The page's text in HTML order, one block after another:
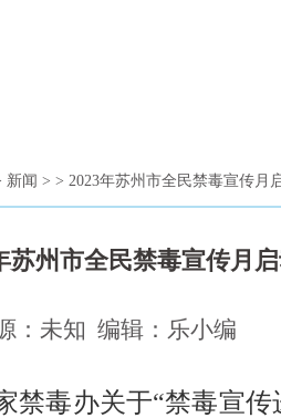
新闻 > > 2023年苏州市全民禁毒宣传月
苏州市全民禁毒宣传月
：未知 编辑：乐小编
禁毒办关于“禁毒宣传